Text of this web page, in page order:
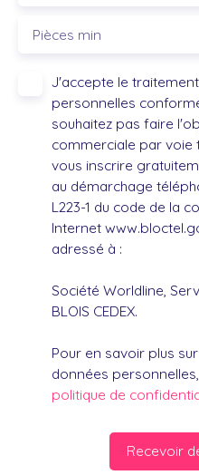
Pièces min
J'accepte le
personnelles
souhaitez pas faire
commerciale par voie
vous inscrire
au démarchage
L223-1 du code de la
Internet
adressé à :
Société Worldline,
BLOIS CEDEX.
Pour en savoir plus
données
politique de
Recevoir